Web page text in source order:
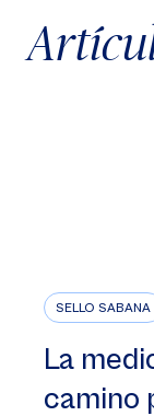
SELLO SABANA
La
camino